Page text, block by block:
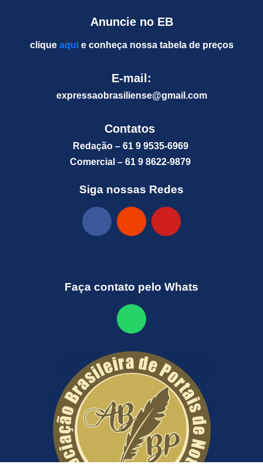
Anuncie no EB
clique aquie conheça nossa tabela de preços
E-mail:
expressaobrasiliense@gmail.com
Contatos
Redação – 61 9 9535-6969
Comercial – 61 9 8622-9879
Siga nossas Redes
Faça contato pelo Whats